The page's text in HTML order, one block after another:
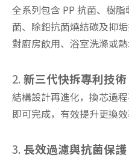
全系列包含 PP 抗菌、樹
菌、除鉛抗菌燒結碳及抑
對廚房飲用、浴室洗滌或
2. 新三代快拆專利技術
結構設計再進化，換芯過
即可完成，有效提升更換
3. 長效過濾與抗菌保護